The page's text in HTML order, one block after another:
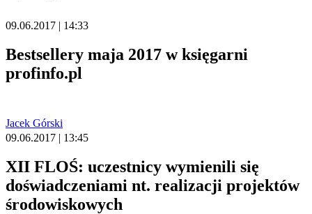
09.06.2017 | 14:33
Bestsellery maja 2017 w księgarni
profinfo.pl
Jacek Górski
09.06.2017 | 13:45
XII FLOŚ: uczestnicy wymienili się
doświadczeniami nt. realizacji projektów
środowiskowych